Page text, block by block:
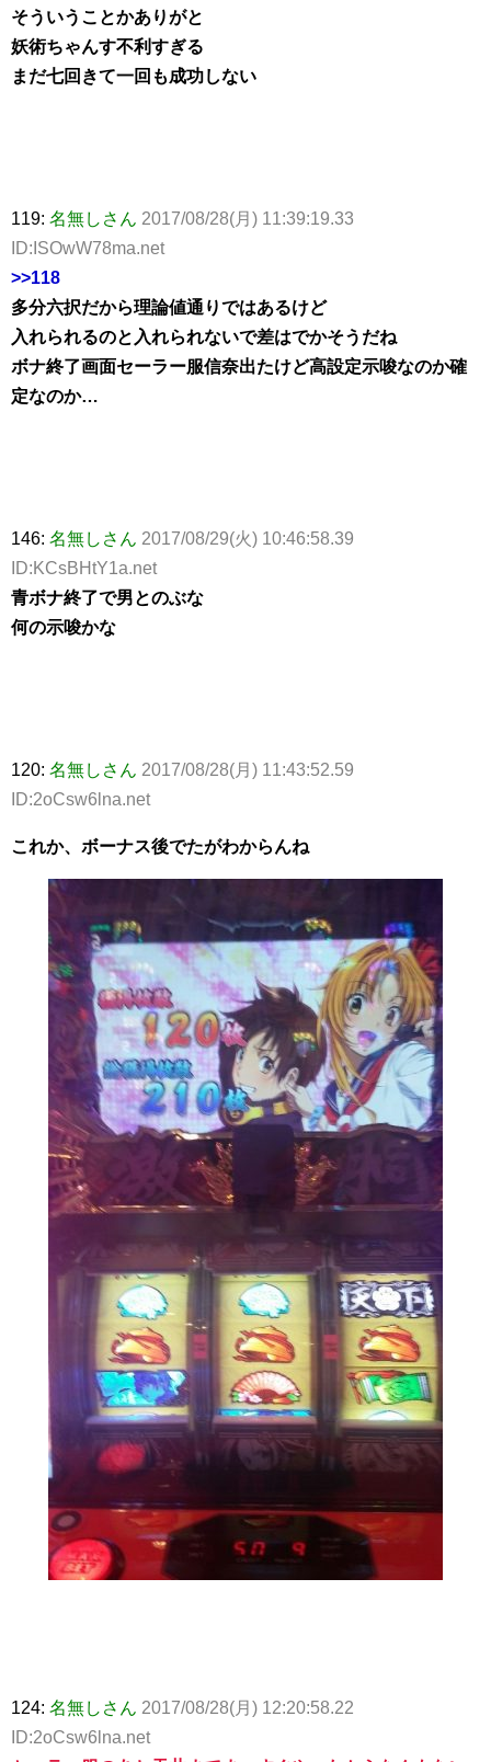
そういうことかありがと
妖術ちゃんす不利すぎる
まだ七回きて一回も成功しない
119: 名無しさん 2017/08/28(月) 11:39:19.33
ID:ISOwW78ma.net
>>118
多分六択だから理論値通りではあるけど
入れられるのと入れられないで差はでかそうだね
ボナ終了画面セーラー服信奈出たけど高設定示唆なのか確
定なのか…
146: 名無しさん 2017/08/29(火) 10:46:58.39
ID:KCsBHtY1a.net
青ボナ終了で男とのぶな
何の示唆かな
120: 名無しさん 2017/08/28(月) 11:43:52.59
ID:2oCsw6lna.net
これか、ボーナス後でたがわからんね
124: 名無しさん 2017/08/28(月) 12:20:58.22
ID:2oCsw6lna.net